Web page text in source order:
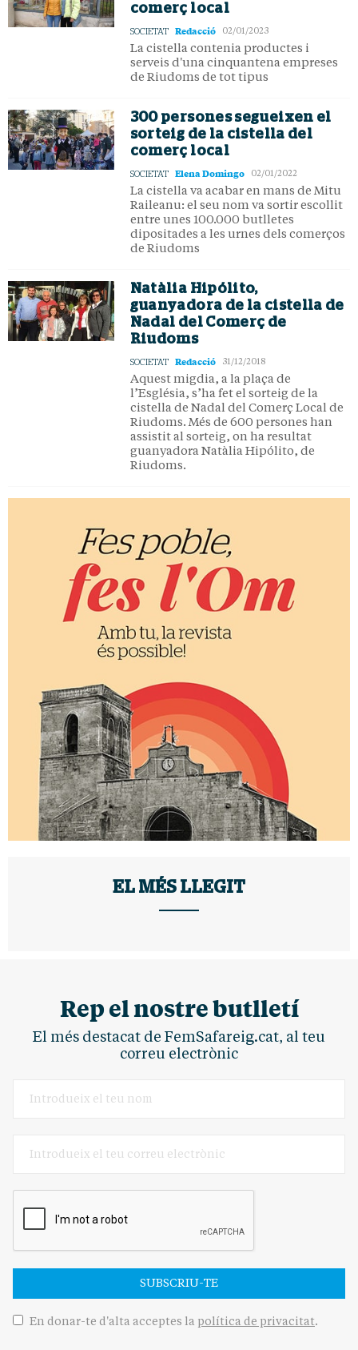
comerç local
SOCIETAT Redacció 02/01/2023
La cistella contenia productes i
serveis d'una cinquantena empreses
de Riudoms de tot tipus
300 persones segueixen el
sorteig de la cistella del
comerç local
SOCIETAT Elena Domingo 02/01/2022
La cistella va acabar en mans de Mitu
Raileanu: el seu nom va sortir escollit
entre unes 100.000 butlletes
dipositades a les urnes dels comerços
de Riudoms
Natàlia Hipólito,
guanyadora de la cistella de
Nadal del Comerç de
Riudoms
SOCIETAT Redacció 31/12/2018
Aquest migdia, a la plaça de
l’Església, s’ha fet el sorteig de la
cistella de Nadal del Comerç Local de
Riudoms. Més de 600 persones han
assistit al sorteig, on ha resultat
guanyadora Natàlia Hipólito, de
Riudoms.
EL MÉS LLEGIT
Rep el nostre butlletí
El més destacat de FemSafareig.cat, al teu
correu electrònic
SUBSCRIU-TE
En donar-te d'alta acceptes la política de privacitat.